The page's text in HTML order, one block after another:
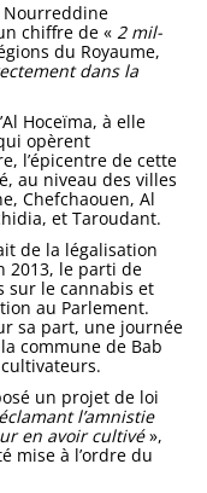
Nourreddine
chiffre de « 2 mil­
du Royaume,
dans la
Hoceïma, à elle
opèrent
l’épicentre de cette
au niveau des villes
Chefchaouen, Al
et Taroudant.
de la légalisation
2013, le parti de
sur le cannabis et
au Parlement.
sa part, une journée
commune de Bab
un projet de loi
l’amnistie
en avoir cultivé»,
mise à l’ordre du